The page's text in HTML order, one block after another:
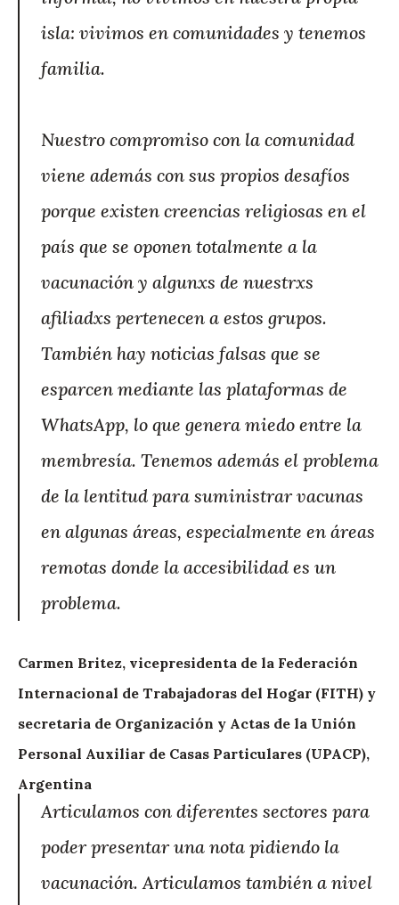
isla: vivimos en comunidades y tenemos
familia.
Nuestro compromiso con la comunidad
viene además con sus propios desafíos
porque existen creencias religiosas en el
país que se oponen totalmente a la
vacunación y algunxs de nuestrxs
afiliadxs pertenecen a estos grupos.
También hay noticias falsas que se
esparcen mediante las plataformas de
WhatsApp, lo que genera miedo entre la
membresía. Tenemos además el problema
de la lentitud para suministrar vacunas
en algunas áreas, especialmente en áreas
remotas donde la accesibilidad es un
problema.
Carmen Britez, vicepresidenta de la Federación
Internacional de Trabajadoras del Hogar (FITH) y
secretaria de Organización y Actas de la Unión
Personal Auxiliar de Casas Particulares (UPACP),
Argentina
Articulamos con diferentes sectores para
poder presentar una nota pidiendo la
vacunación. Articulamos también a nivel